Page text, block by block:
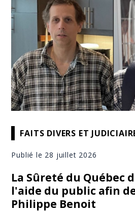
FAITS DIVERS ET
Publié le 28 juillet 2026
La Sûreté du Québec
l'aide du public afin
Philippe Benoit